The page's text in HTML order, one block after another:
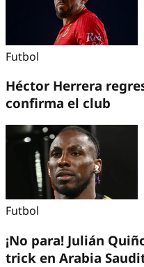
Futbol
Héctor Herrera
confirma el club
Futbol
¡No para! Julián
trick en Arabia